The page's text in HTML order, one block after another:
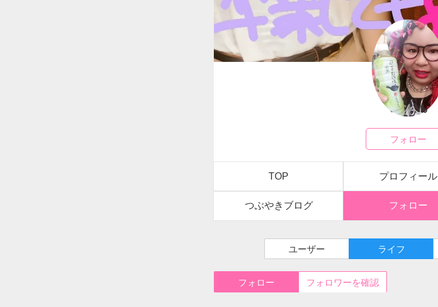
いくぽん
フォロー
TOP プロフィール
つぶやきブログ フォロー
ユーザー ライフ
フォロー フォロワーを確認